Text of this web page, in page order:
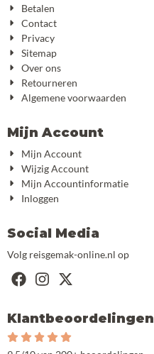
Betalen
Contact
Privacy
Sitemap
Over ons
Retourneren
Algemene voorwaarden
Mijn Account
Mijn Account
Wijzig Account
Mijn Accountinformatie
Inloggen
Social Media
Volg reisgemak-online.nl op
Klantbeoordelingen